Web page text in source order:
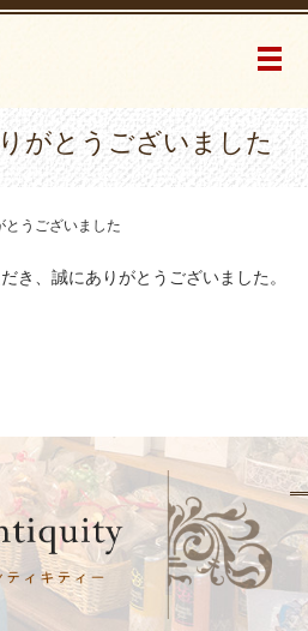
メ
がとうございました
とうございました
き、誠にありがとうございました。